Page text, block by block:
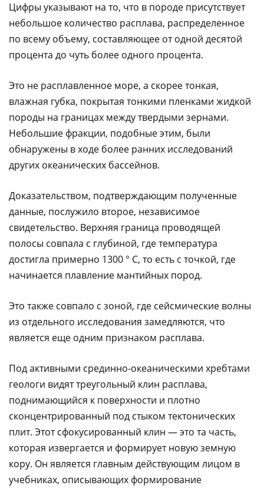
Цифры указывают на то, что в породе присутствует
небольшое количество расплава, распределенное
по всему объему, составляющее от одной десятой
процента до чуть более одного процента.
Это не расплавленное море, а скорее тонкая,
влажная губка, покрытая тонкими пленками жидкой
породы на границах между твердыми зернами.
Небольшие фракции, подобные этим, были
обнаружены в ходе более ранних исследований
других океанических бассейнов.
Доказательством, подтверждающим полученные
данные, послужило второе, независимое
свидетельство. Верхняя граница проводящей
полосы совпала с глубиной, где температура
достигла примерно 1300 ° C, то есть с точкой, где
начинается плавление мантийных пород.
Это также совпало с зоной, где сейсмические волны
из отдельного исследования замедляются, что
является еще одним признаком расплава.
Под активными срединно-океаническими хребтами
геологи видят треугольный клин расплава,
поднимающийся к поверхности и плотно
сконцентрированный под стыком тектонических
плит. Этот сфокусированный клин — это та часть,
которая извергается и формирует новую земную
кору. Он является главным действующим лицом в
учебниках, описывающих формирование